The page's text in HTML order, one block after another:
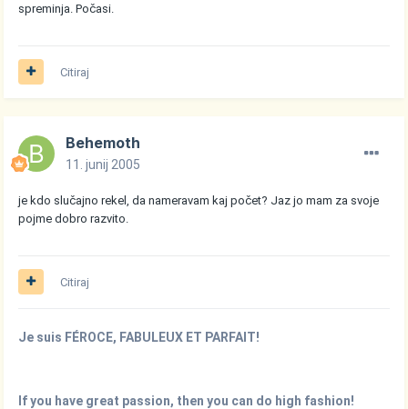
spreminja. Počasi.
Citiraj
Behemoth
11. junij 2005
je kdo slučajno rekel, da nameravam kaj počet? Jaz jo mam za svoje
pojme dobro razvito.
Citiraj
Je suis FÉROCE, FABULEUX ET PARFAIT!
If you have great passion, then you can do high fashion!